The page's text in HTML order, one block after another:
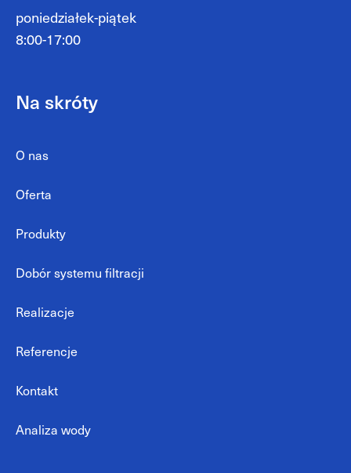
poniedziałek-piątek
8:00-17:00
Na skróty
O nas
Oferta
Produkty
Dobór systemu filtracji
Realizacje
Referencje
Kontakt
Analiza wody